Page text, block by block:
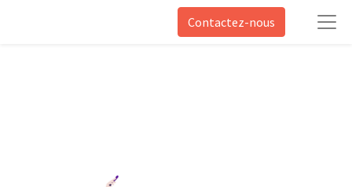
Contactez-nous